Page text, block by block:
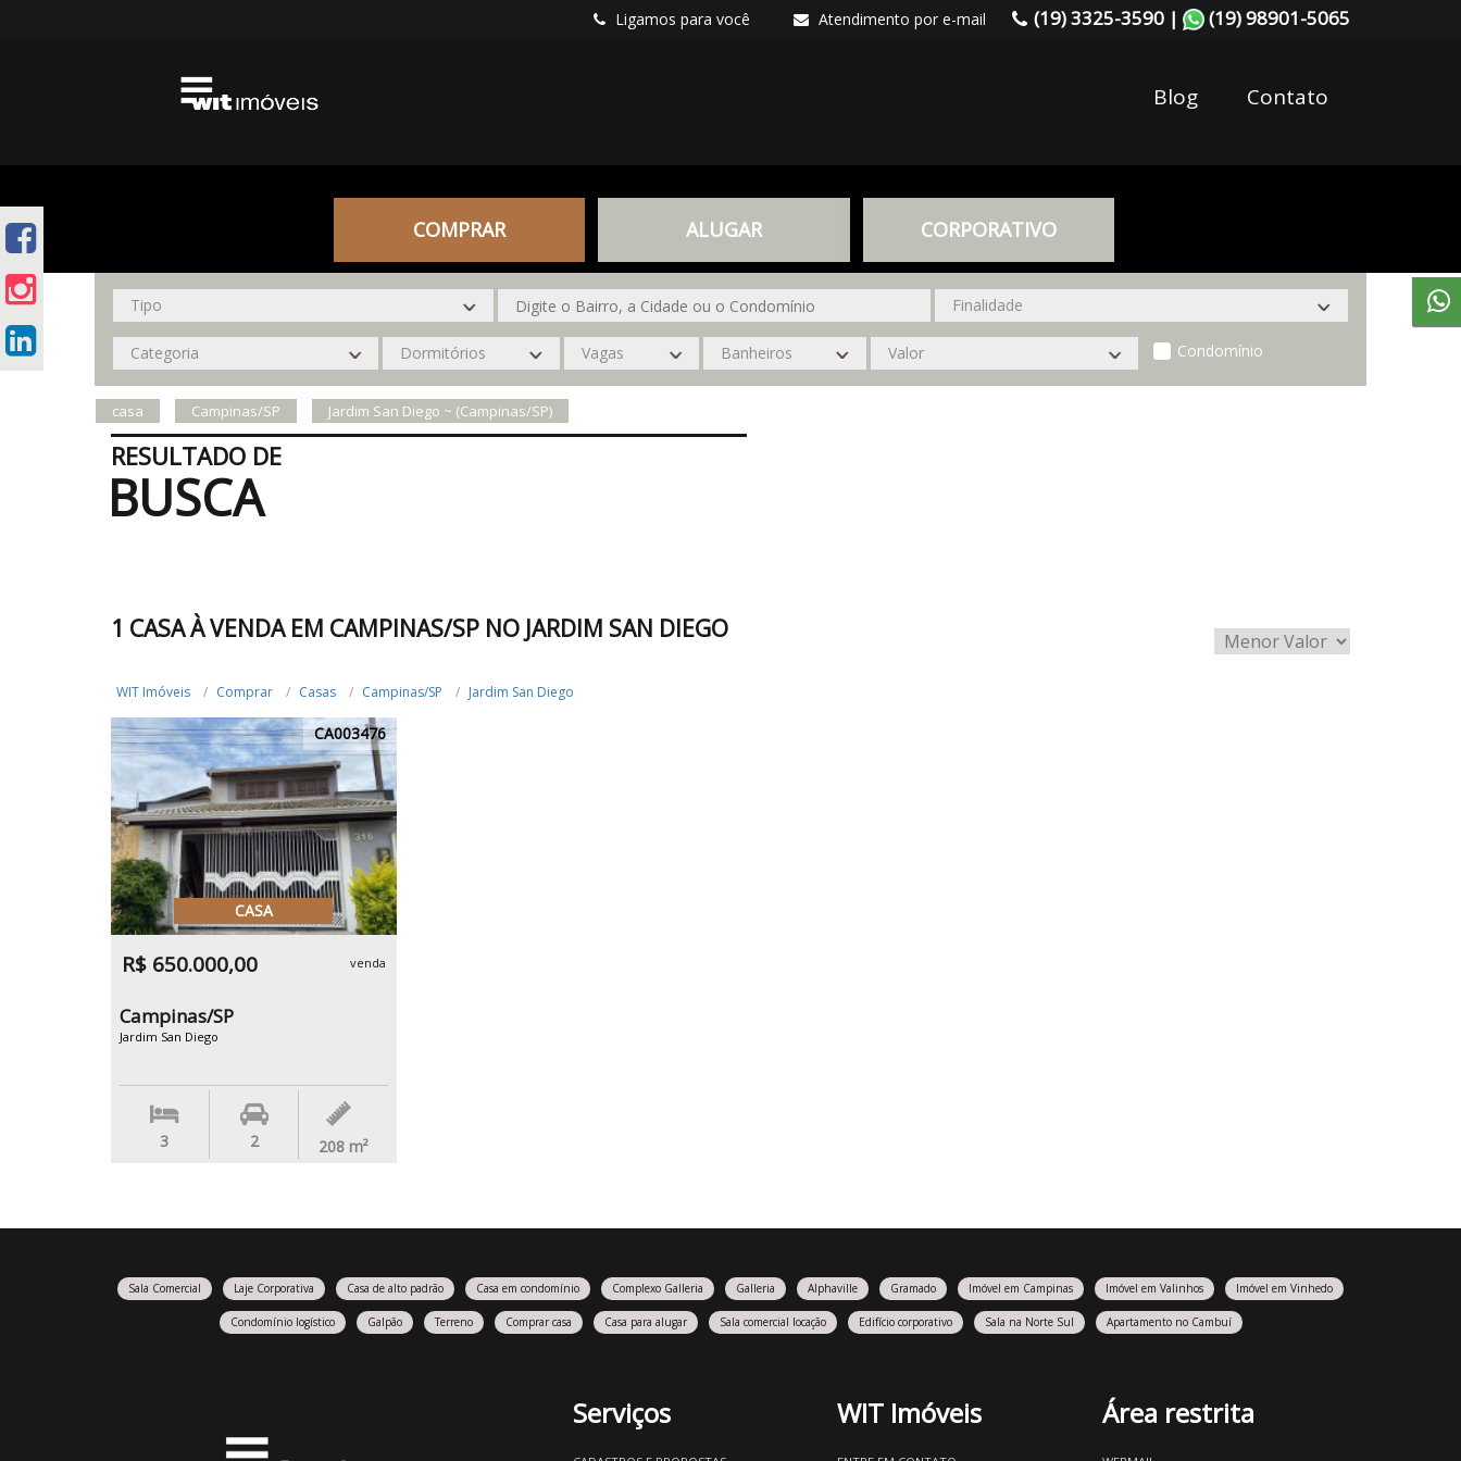
Ligamos para você Atendimento por e-mail (19) 3325-3590 | (19) 98901-5065
Blog Contato
COMPRAR ALUGAR CORPORATIVO
Condomínio
casa Campinas/SP Jardim San Diego ~ (Campinas/SP)
RESULTADO DE
BUSCA
1 CASA À VENDA EM CAMPINAS/SP NO JARDIM SAN DIEGO
WIT Imóveis Comprar Casas Campinas/SP Jardim San Diego
CA003476
CASA
R$ 650.000,00 venda
Campinas/SP
Jardim San Diego
3 2 208 m²
Sala Comercial Laje Corporativa Casa de alto padrão Casa em condomínio Complexo Galleria Galleria Alphaville Gramado Imóvel em Campinas Imóvel em Valinhos Imóvel em Vinhedo
Condomínio logístico Galpão Terreno Comprar casa Casa para alugar Sala comercial locação Edifício corporativo Sala na Norte Sul Apartamento no Cambuí
Serviços WIT Imóveis Área restrita